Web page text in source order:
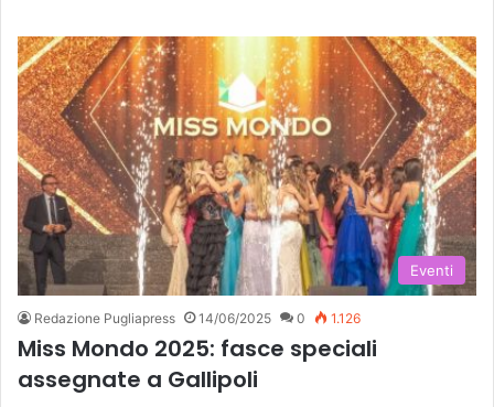
Eventi
Redazione Pugliapress 14/06/2025 0 1.126
Miss Mondo 2025: fasce speciali
assegnate a Gallipoli